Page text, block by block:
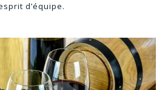
d’équipe.